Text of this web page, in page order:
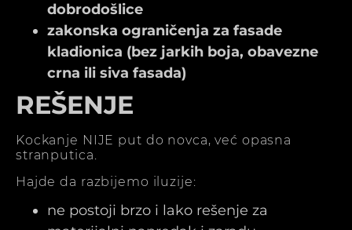
dobrodošlice
zakonska ograničenja za fasade
kladionica (bez jarkih boja, obavezne
crna ili siva fasada)
REŠENJE
Kockanje NIJE put do novca, već opasna
stranputica.
Hajde da razbijemo iluzije:
ne postoji brzo i lako rešenje za